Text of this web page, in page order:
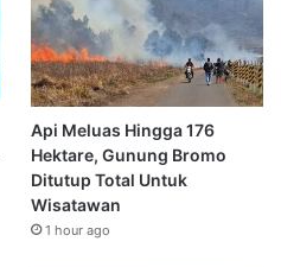
Api Meluas Hingga 176
Hektare, Gunung Bromo
Ditutup Total Untuk
Wisatawan
1 hour ago